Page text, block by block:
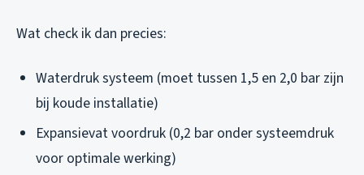
Wat check ik dan precies:
Waterdruk systeem (moet tussen 1,5 en 2,0 bar zijn
bij koude installatie)
Expansievat voordruk (0,2 bar onder systeemdruk
voor optimale werking)